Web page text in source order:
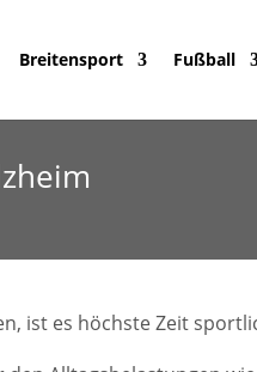
Breitensport Fußball
ist es höchste Zeit